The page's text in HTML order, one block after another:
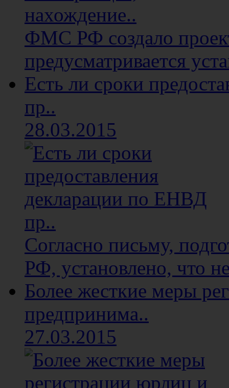
ФМС РФ создало
предусматривается
Есть ли сроки
пр..
28.03.2015
Согласно письму,
РФ, установлено, что
Более жесткие меры
предпринима..
27.03.2015